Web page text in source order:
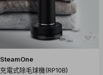
SteamOne
充電式除毛球機(RP10B)